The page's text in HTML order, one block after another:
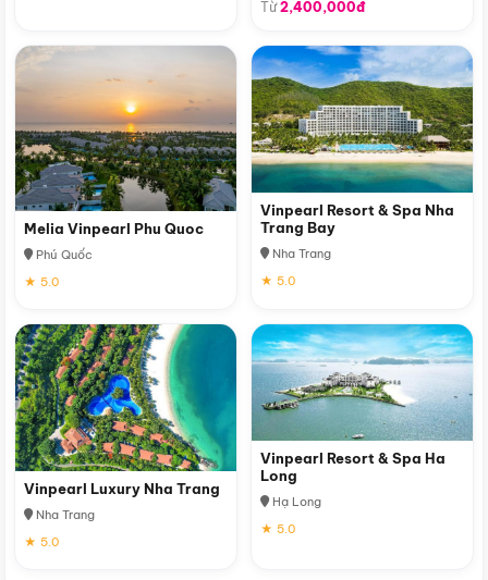
Từ2,400,000đ
Melia Vinpearl Phu Quoc
Phú Quốc
★ 5.0
Vinpearl Resort & Spa Nha
Trang Bay
Nha Trang
★ 5.0
Vinpearl Luxury Nha Trang
Nha Trang
★ 5.0
Vinpearl Resort & Spa Ha
Long
Hạ Long
★ 5.0